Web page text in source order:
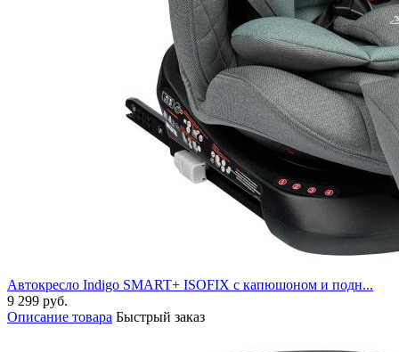
Автокресло Indigo SMART+ ISOFIX с капюшоном и подн...
9 299 руб.
Описание товара Быстрый заказ